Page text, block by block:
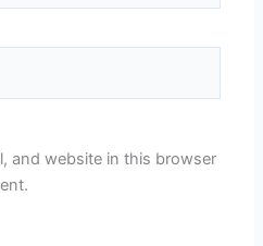
and website in this browser